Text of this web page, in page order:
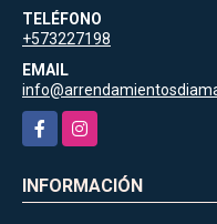
TELÉFONO
+573227198
EMAIL
FacebookInstagram
INFORMACIÓN